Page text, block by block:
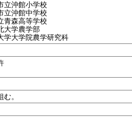
立沖館小学校
立沖館中学校
青森高等学校
大学農学部
学大学院農学研究科
。